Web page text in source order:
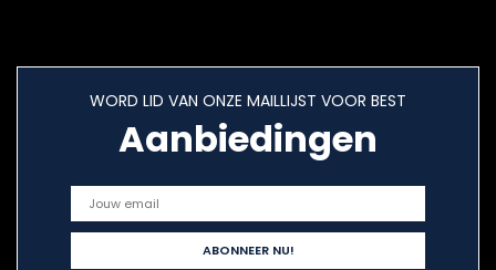
WORD LID VAN ONZE MAILLIJST VOOR BEST
Aanbiedingen